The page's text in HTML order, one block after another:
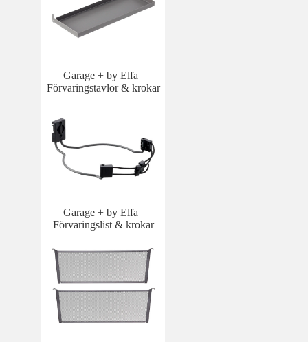
Garage + by Elfa |
Förvaringstavlor & krokar
Garage + by Elfa |
Förvaringslist & krokar